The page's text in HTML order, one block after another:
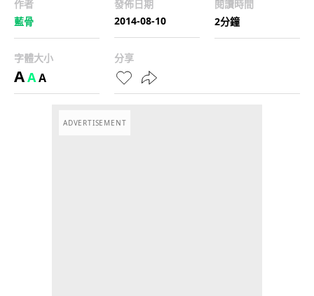
作者
藍骨
發佈日期
2014-08-10
閱讀時間
2分鐘
字體大小
AAA
分享
ADVERTISEMENT